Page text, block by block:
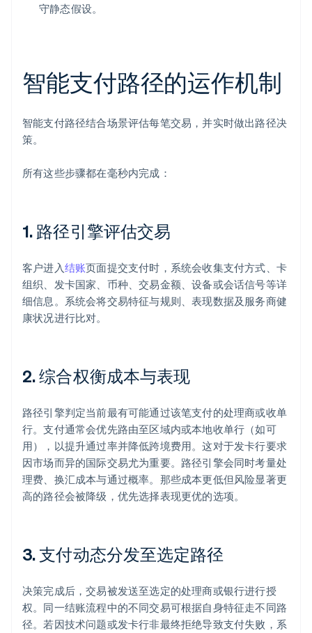
守静态假设。
智能支付路径的运作机制
智能支付路径结合场景评估每笔交易，并实时做出路径决
策。
所有这些步骤都在毫秒内完成：
1. 路径引擎评估交易
客户进入结账页面提交支付时，系统会收集支付方式、卡
组织、发卡国家、币种、交易金额、设备或会话信号等详
细信息。系统会将交易特征与规则、表现数据及服务商健
康状况进行比对。
2. 综合权衡成本与表现
路径引擎判定当前最有可能通过该笔支付的处理商或收单
行。支付通常会优先路由至区域内或本地收单行（如可
用），以提升通过率并降低跨境费用。这对于发卡行要求
因市场而异的国际交易尤为重要。路径引擎会同时考量处
理费、换汇成本与通过概率。那些成本更低但风险显著更
高的路径会被降级，优先选择表现更优的选项。
3. 支付动态分发至选定路径
决策完成后，交易被发送至选定的处理商或银行进行授
权。同一结账流程中的不同交易可根据自身特征走不同路
径。若因技术问题或发卡行非最终拒绝导致支付失败，系